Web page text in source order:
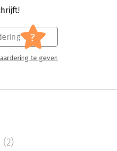
?
te geven
(2)